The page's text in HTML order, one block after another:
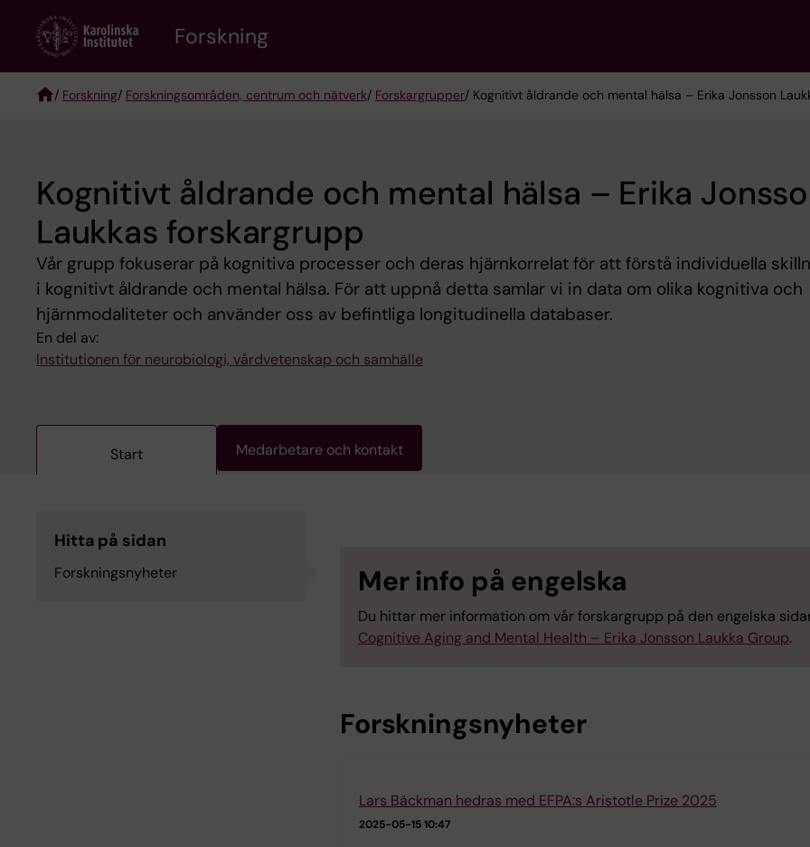
content
Forskning
/ Forskning/ Forskningsområden, centrum och nätverk/ Forskargrupper/ Kognitivt åldrande och mental hälsa – Erika Jonsson
Kognitivt åldrande och mental hälsa – Erika
Laukkas forskargrupp
Vår grupp fokuserar på kognitiva processer och deras hjärnkorrelat för att förstå individuella
i kognitivt åldrande och mental hälsa. För att uppnå detta samlar vi in data om olika kognitiva och
hjärnmodaliteter och använder oss av befintliga longitudinella databaser.
En del av:
Institutionen för neurobiologi, vårdvetenskap och samhälle
Start Medarbetare och kontakt
Hitta på sidan
Forskningsnyheter Mer info på engelska
Du hittar mer information om vår forskargrupp på den engelska
Cognitive Aging and Mental Health – Erika Jonsson Laukka Group.
Forskningsnyheter
Lars Bäckman hedras med EFPA:s Aristotle Prize 2025
2025-05-15 10:47